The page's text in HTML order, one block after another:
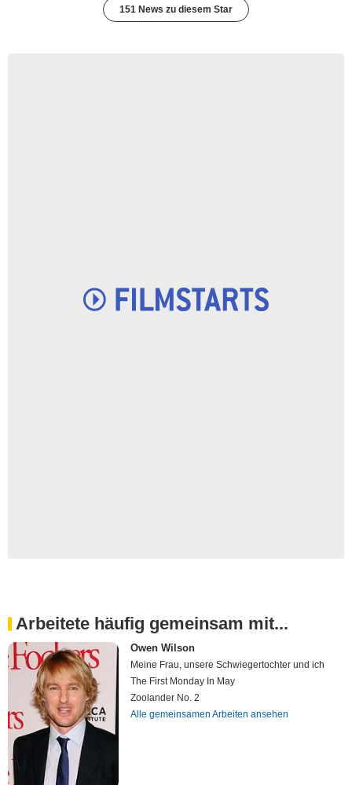
151 News zu diesem Star
Arbeitete häufig gemeinsam mit...
Owen Wilson
Meine Frau, unsere Schwiegertochter und ich
The First Monday In May
Zoolander No. 2
Alle gemeinsamen Arbeiten ansehen